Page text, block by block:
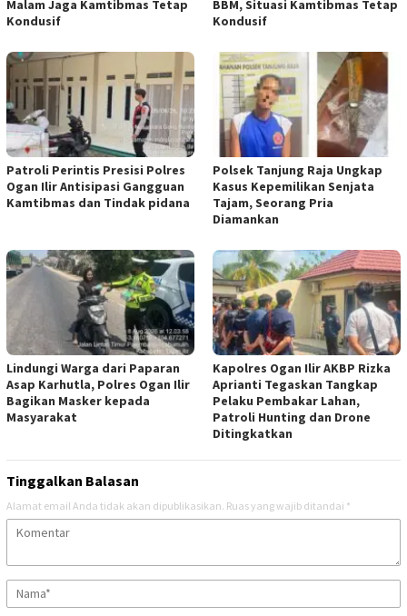
Malam Jaga Kamtibmas Tetap
Kondusif
BBM, Situasi Kamtibmas Tetap
Kondusif
Patroli Perintis Presisi Polres
Ogan Ilir Antisipasi Gangguan
Kamtibmas dan Tindak pidana
Polsek Tanjung Raja Ungkap
Kasus Kepemilikan Senjata
Tajam, Seorang Pria
Diamankan
Lindungi Warga dari Paparan
Asap Karhutla, Polres Ogan Ilir
Bagikan Masker kepada
Masyarakat
Kapolres Ogan Ilir AKBP Rizka
Aprianti Tegaskan Tangkap
Pelaku Pembakar Lahan,
Patroli Hunting dan Drone
Ditingkatkan
Tinggalkan Balasan
Alamat email Anda tidak akan dipublikasikan. Ruas yang wajib ditandai *